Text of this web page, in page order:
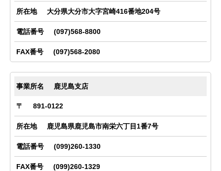
大分県大分市大字宮崎416番地204号
(097)568-8800
(097)568-2080
鹿児島支店
891-0122
鹿児島県鹿児島市南栄六丁目1番7号
(099)260-1330
(099)260-1329